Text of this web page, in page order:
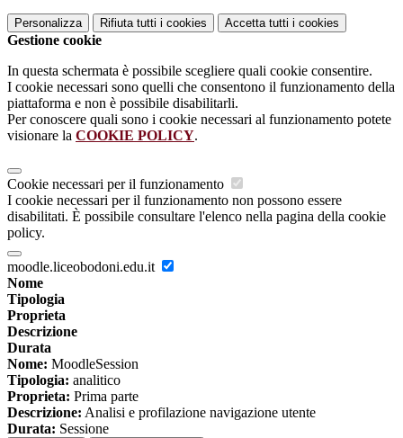
Personalizza Rifiuta tutti i cookies Accetta tutti i cookies
Gestione cookie
In questa schermata è possibile scegliere quali cookie consentire.
I cookie necessari sono quelli che consentono il funzionamento della
piattaforma e non è possibile disabilitarli.
Per conoscere quali sono i cookie necessari al funzionamento potete
visionare la COOKIE POLICY.
Cookie necessari per il funzionamento
I cookie necessari per il funzionamento non possono essere
disabilitati. È possibile consultare l'elenco nella pagina della cookie
policy.
moodle.liceobodoni.edu.it
Nome
Tipologia
Proprieta
Descrizione
Durata
Nome: MoodleSession
Tipologia: analitico
Proprieta: Prima parte
Descrizione: Analisi e profilazione navigazione utente
Durata: Sessione